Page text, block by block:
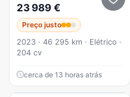
23 989 €
Preço justo
2023 · 46 295 km · Elétrico ·
204 cv
cerca de 13 horas atrás